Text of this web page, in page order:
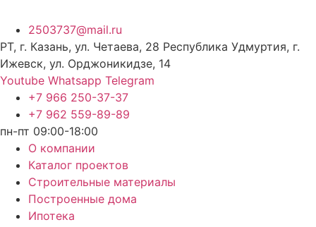
2503737@mail.ru
РТ, г. Казань, ул. Четаева, 28 Республика Удмуртия, г.
Ижевск, ул. Орджоникидзе, 14
Youtube Whatsapp Telegram
+7 966 250-37-37
+7 962 559-89-89
пн-пт 09:00-18:00
О компании
Каталог проектов
Строительные материалы
Построенные дома
Ипотека